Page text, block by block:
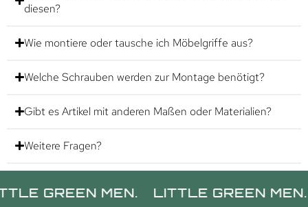
diesen?
Wie montiere oder tausche ich Möbelgriffe aus?
Welche Schrauben werden zur Montage benötigt?
Gibt es Artikel mit anderen Maßen oder Materialien?
Weitere Fragen?
MEN. LITTLE GREEN MEN.